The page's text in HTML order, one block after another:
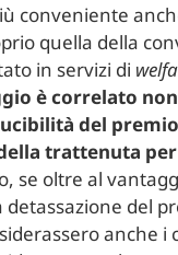
conveniente
quella della
in servizi di
è correlato
del
della trattenuta
se oltre al
del
anche i